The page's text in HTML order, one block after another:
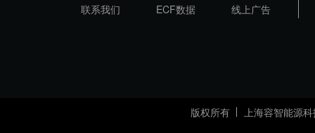
联系我们
ECF数据
线上广告
版权所有 上海容智能源